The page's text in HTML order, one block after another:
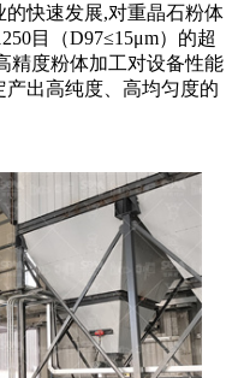
快速发展,对重晶石粉体
目（D97≤15μm）的超
精度粉体加工对设备性能
出高纯度、高均匀度的